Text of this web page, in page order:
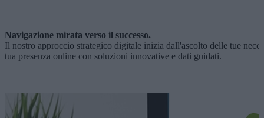
Navigazione mirata verso il successo.
Il nostro approccio strategico digitale inizia dall'ascolto delle tue
tua presenza online con soluzioni innovative e dati guidati.